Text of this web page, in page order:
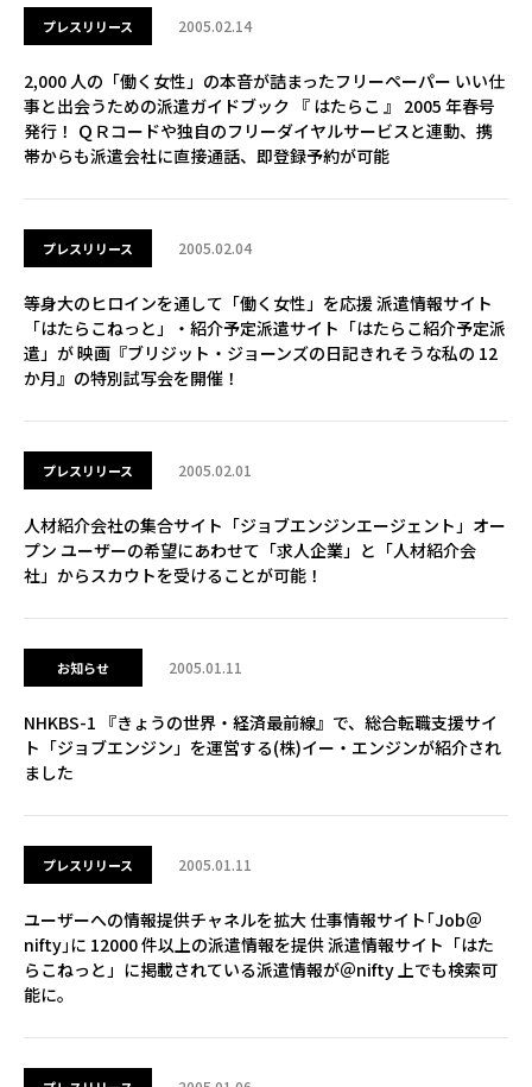
プレスリリース 2005.02.14
2,000 人の「働く女性」の本音が詰まったフリーペーパー いい仕
事と出会うための派遣ガイドブック 『 はたらこ 』 2005 年春号
発行！ ＱＲコードや独自のフリーダイヤルサービスと連動、携
帯からも派遣会社に直接通話、即登録予約が可能
プレスリリース 2005.02.04
等身大のヒロインを通して「働く女性」を応援 派遣情報サイト
「はたらこねっと」・紹介予定派遣サイト「はたらこ紹介予定派
遣」が 映画『ブリジット・ジョーンズの日記きれそうな私の 12
か月』の特別試写会を開催！
プレスリリース 2005.02.01
人材紹介会社の集合サイト「ジョブエンジンエージェント」オー
プン ユーザーの希望にあわせて「求人企業」と「人材紹介会
社」からスカウトを受けることが可能！
お知らせ 2005.01.11
NHKBS-1 『きょうの世界・経済最前線』で、総合転職支援サイ
ト「ジョブエンジン」を運営する(株)イー・エンジンが紹介され
ました
プレスリリース 2005.01.11
ユーザーへの情報提供チャネルを拡大 仕事情報サイト｢Job＠
nifty｣に 12000 件以上の派遣情報を提供 派遣情報サイト「はた
らこねっと」に掲載されている派遣情報が＠nifty 上でも検索可
能に。